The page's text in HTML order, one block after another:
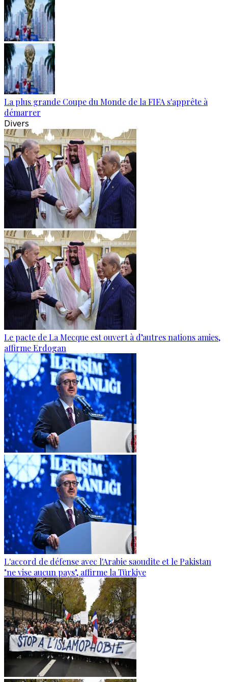
La plus grande Coupe du Monde de la FIFA s'apprête à
démarrer
Divers
Le pacte de La Mecque est ouvert à d’autres nations amies,
affirme Erdogan
L'accord de défense avec l'Arabie saoudite et le Pakistan
"ne vise aucun pays", affirme la Türkiye